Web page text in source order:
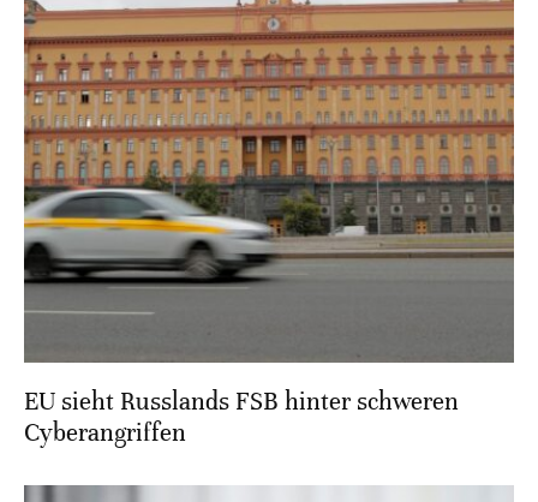
EU sieht Russlands FSB hinter schweren
Cyberangriffen